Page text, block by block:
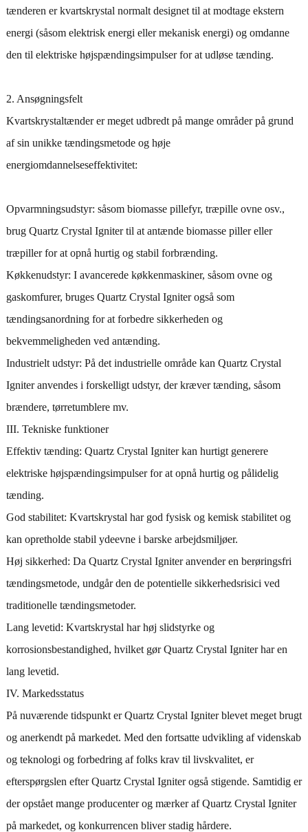
tænderen er kvartskrystal normalt designet til at modtage ekstern
energi (såsom elektrisk energi eller mekanisk energi) og omdanne
den til elektriske højspændingsimpulser for at udløse tænding.
2. Ansøgningsfelt
Kvartskrystaltænder er meget udbredt på mange områder på grund
af sin unikke tændingsmetode og høje
energiomdannelseseffektivitet:
Opvarmningsudstyr: såsom biomasse pillefyr, træpille ovne osv.,
brug Quartz Crystal Igniter til at antænde biomasse piller eller
træpiller for at opnå hurtig og stabil forbrænding.
Køkkenudstyr: I avancerede køkkenmaskiner, såsom ovne og
gaskomfurer, bruges Quartz Crystal Igniter også som
tændingsanordning for at forbedre sikkerheden og
bekvemmeligheden ved antænding.
Industrielt udstyr: På det industrielle område kan Quartz Crystal
Igniter anvendes i forskelligt udstyr, der kræver tænding, såsom
brændere, tørretumblere mv.
III. Tekniske funktioner
Effektiv tænding: Quartz Crystal Igniter kan hurtigt generere
elektriske højspændingsimpulser for at opnå hurtig og pålidelig
tænding.
God stabilitet: Kvartskrystal har god fysisk og kemisk stabilitet og
kan opretholde stabil ydeevne i barske arbejdsmiljøer.
Høj sikkerhed: Da Quartz Crystal Igniter anvender en berøringsfri
tændingsmetode, undgår den de potentielle sikkerhedsrisici ved
traditionelle tændingsmetoder.
Lang levetid: Kvartskrystal har høj slidstyrke og
korrosionsbestandighed, hvilket gør Quartz Crystal Igniter har en
lang levetid.
IV. Markedsstatus
På nuværende tidspunkt er Quartz Crystal Igniter blevet meget brugt
og anerkendt på markedet. Med den fortsatte udvikling af videnskab
og teknologi og forbedring af folks krav til livskvalitet, er
efterspørgslen efter Quartz Crystal Igniter også stigende. Samtidig er
der opstået mange producenter og mærker af Quartz Crystal Igniter
på markedet, og konkurrencen bliver stadig hårdere.